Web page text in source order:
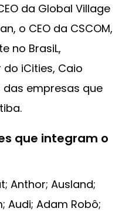
da Global Village
o CEO da CSCOM,
no BrasiL,
iCities, Caio
empresas que
que integram o
Anthor; Ausland;
Audi; Adam Robô;